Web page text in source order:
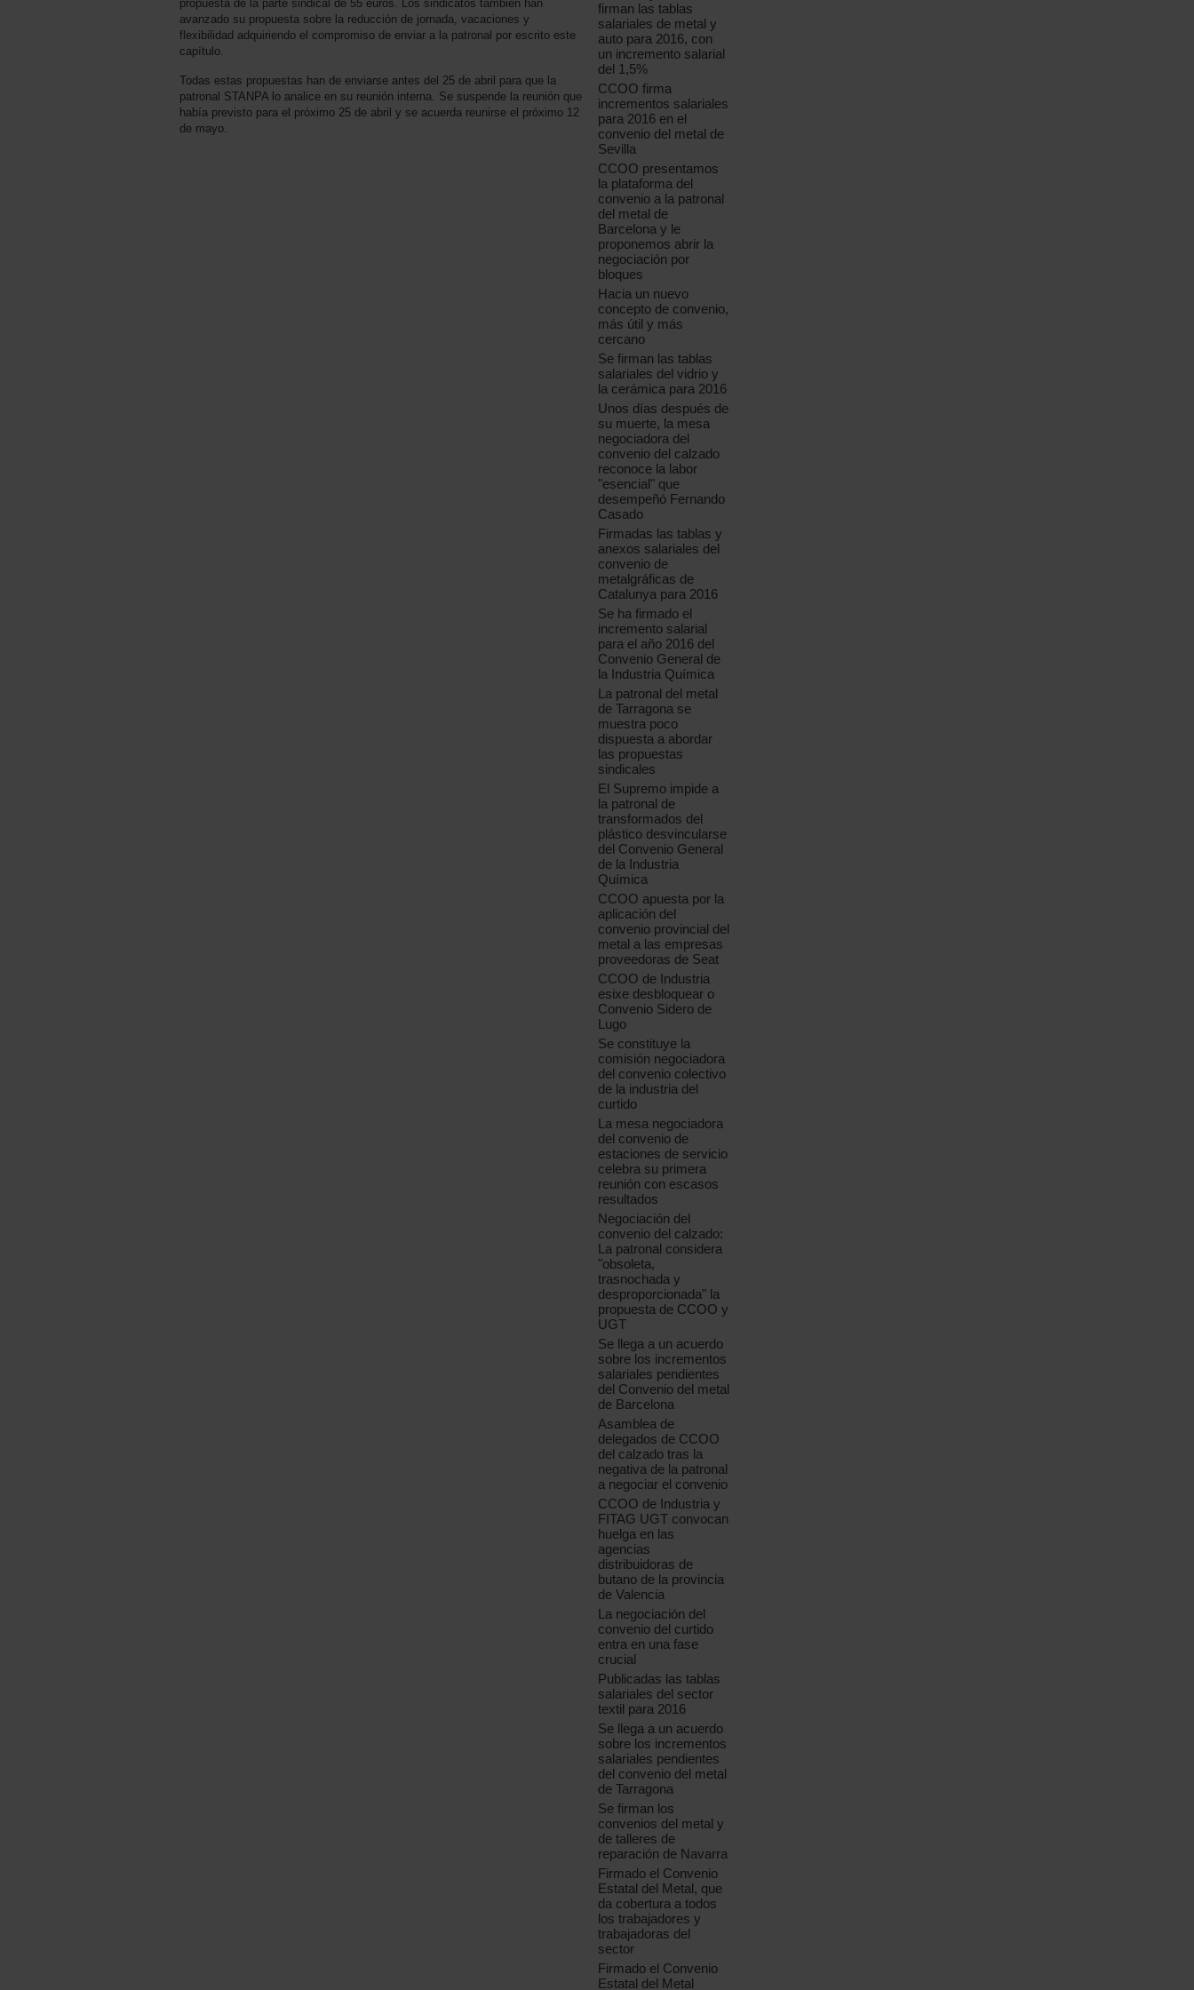
propuesta de la parte sindical de 55 euros. Los sindicatos también han
avanzado su propuesta sobre la reducción de jornada, vacaciones y
flexibilidad adquiriendo el compromiso de enviar a la patronal por escrito este
capítulo.
Todas estas propuestas han de enviarse antes del 25 de abril para que la
patronal STANPA lo analice en su reunión interna. Se suspende la reunión que
había previsto para el próximo 25 de abril y se acuerda reunirse el próximo 12
de mayo.
firman las tablas
salariales de metal y
auto para 2016, con
un incremento salarial
del 1,5%
CCOO firma
incrementos salariales
para 2016 en el
convenio del metal de
Sevilla
CCOO presentamos
la plataforma del
convenio a la patronal
del metal de
Barcelona y le
proponemos abrir la
negociación por
bloques
Hacia un nuevo
concepto de convenio,
más útil y más
cercano
Se firman las tablas
salariales del vidrio y
la cerámica para 2016
Unos días después de
su muerte, la mesa
negociadora del
convenio del calzado
reconoce la labor
"esencial" que
desempeñó Fernando
Casado
Firmadas las tablas y
anexos salariales del
convenio de
metalgráficas de
Catalunya para 2016
Se ha firmado el
incremento salarial
para el año 2016 del
Convenio General de
la Industria Química
La patronal del metal
de Tarragona se
muestra poco
dispuesta a abordar
las propuestas
sindicales
El Supremo impide a
la patronal de
transformados del
plástico desvincularse
del Convenio General
de la Industria
Química
CCOO apuesta por la
aplicación del
convenio provincial del
metal a las empresas
proveedoras de Seat
CCOO de Industria
esixe desbloquear o
Convenio Sidero de
Lugo
Se constituye la
comisión negociadora
del convenio colectivo
de la industria del
curtido
La mesa negociadora
del convenio de
estaciones de servicio
celebra su primera
reunión con escasos
resultados
Negociación del
convenio del calzado:
La patronal considera
"obsoleta,
trasnochada y
desproporcionada" la
propuesta de CCOO y
UGT
Se llega a un acuerdo
sobre los incrementos
salariales pendientes
del Convenio del metal
de Barcelona
Asamblea de
delegados de CCOO
del calzado tras la
negativa de la patronal
a negociar el convenio
CCOO de Industria y
FITAG UGT convocan
huelga en las
agencias
distribuidoras de
butano de la provincia
de Valencia
La negociación del
convenio del curtido
entra en una fase
crucial
Publicadas las tablas
salariales del sector
textil para 2016
Se llega a un acuerdo
sobre los incrementos
salariales pendientes
del convenio del metal
de Tarragona
Se firman los
convenios del metal y
de talleres de
reparación de Navarra
Firmado el Convenio
Estatal del Metal, que
da cobertura a todos
los trabajadores y
trabajadoras del
sector
Firmado el Convenio
Estatal del Metal